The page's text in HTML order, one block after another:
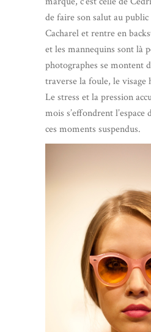
de faire son salut au
Cacharel et rentre en
et les mannequins sont là
photographes se montent
traverse la foule, le visage
Le stress et la pression
mois s’effondrent l’espace
ces moments suspendus.